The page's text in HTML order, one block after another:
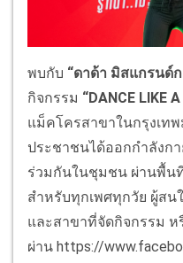
พบกับ “ดาด้า มิสแกรนด์
กิจกรรม “DANCE LIKE
แม็คโครสาขาในกรุงเท
ประชาชนได้ออกกำลังก
ร่วมกันในชุมชน ผ่านพื้น
สำหรับทุกเพศทุกวัย ผู้สน
และสาขาที่จัดกิจกรรม ห
ผ่าน https://